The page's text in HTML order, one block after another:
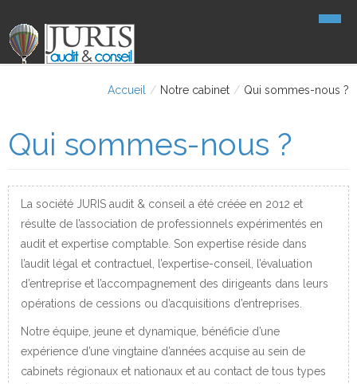
Qui sommes-nous ?
Nos valeurs & engagements
Nos missions
Audit contractuel
Evaluation
Conseil & accompagnement
Contact
Liens
Accueil / Notre cabinet / Qui sommes-nous ?
Qui sommes-nous ?
La société JURIS audit & conseil a été créée en 2012 et
résulte de l’association de professionnels expérimentés en
audit et expertise comptable. Son expertise réside dans
l’audit légal et contractuel, l’expertise-conseil, l’évaluation
d’entreprise et l’accompagnement des dirigeants dans leurs
opérations de cessions ou d’acquisitions d’entreprises.
Notre équipe, jeune et dynamique, bénéficie d’une
expérience d’une vingtaine d’années acquise au sein de
cabinets régionaux et nationaux et au contact de tous types